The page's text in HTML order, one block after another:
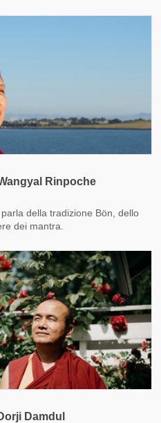
Rinpoche
della tradizione Bön, dello
dei mantra.
Damdul